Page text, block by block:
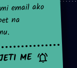
najavljenih
email ako
na
ME